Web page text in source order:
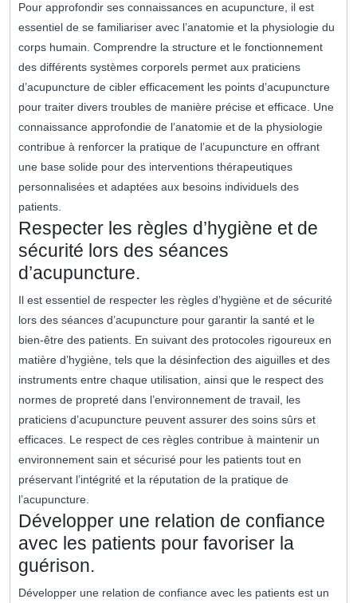
Pour approfondir ses connaissances en acupuncture, il est
essentiel de se familiariser avec l’anatomie et la physiologie du
corps humain. Comprendre la structure et le fonctionnement
des différents systèmes corporels permet aux praticiens
d’acupuncture de cibler efficacement les points d’acupuncture
pour traiter divers troubles de manière précise et efficace. Une
connaissance approfondie de l’anatomie et de la physiologie
contribue à renforcer la pratique de l’acupuncture en offrant
une base solide pour des interventions thérapeutiques
personnalisées et adaptées aux besoins individuels des
patients.
Respecter les règles d’hygiène et de
sécurité lors des séances
d’acupuncture.
Il est essentiel de respecter les règles d’hygiène et de sécurité
lors des séances d’acupuncture pour garantir la santé et le
bien-être des patients. En suivant des protocoles rigoureux en
matière d’hygiène, tels que la désinfection des aiguilles et des
instruments entre chaque utilisation, ainsi que le respect des
normes de propreté dans l’environnement de travail, les
praticiens d’acupuncture peuvent assurer des soins sûrs et
efficaces. Le respect de ces règles contribue à maintenir un
environnement sain et sécurisé pour les patients tout en
préservant l’intégrité et la réputation de la pratique de
l’acupuncture.
Développer une relation de confiance
avec les patients pour favoriser la
guérison.
Développer une relation de confiance avec les patients est un